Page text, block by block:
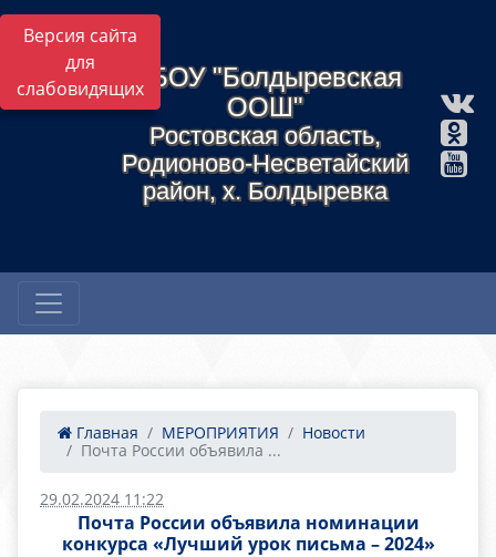
Версия сайта
для
слабовидящихМБОУ "Болдыревская
ООШ"
Ростовская область,
Родионово-Несветайский
район, х. Болдыревка
Главная МЕРОПРИЯТИЯ
Новости
Почта России объявила ...
29.02.2024 11:22
Почта России объявила номинации
конкурса «Лучший урок письма – 2024»